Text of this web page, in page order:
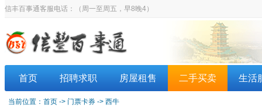
信丰百事通客服电话： （周一至周五，早8晚4）
首页 招聘求职 房屋租售 二手买卖 生活
当前位置： 首页 -> 门票卡券 -> 西牛